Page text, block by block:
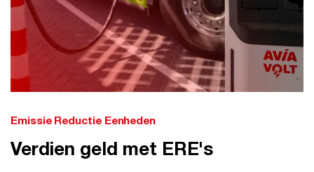
Emissie Reductie Eenheden
Verdien geld met ERE's